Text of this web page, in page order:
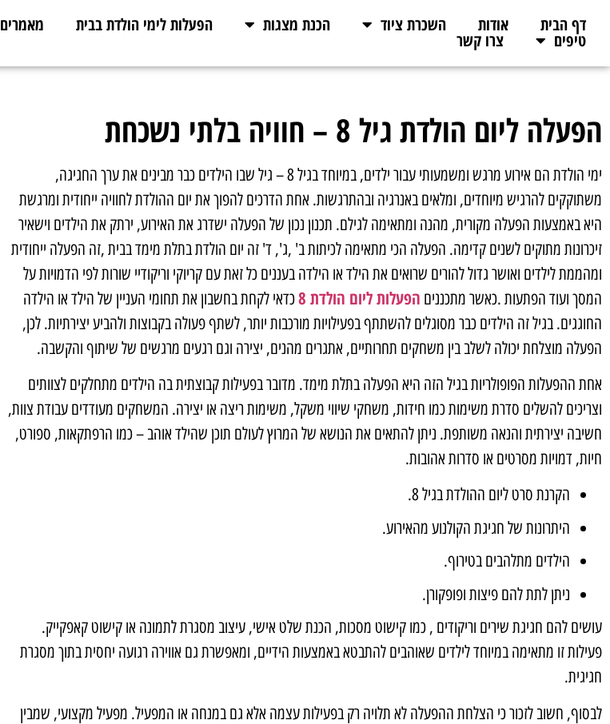
דף הבית אודות השכרת ציוד הכנת מצגות הפעלות לימי הולדת בבית מאמרים
טיפים צרו קשר
הפעלה ליום הולדת גיל 8 – חוויה בלתי נשכחת
ימי הולדת הם אירוע מרגש ומשמעותי עבור ילדים, במיוחד בגיל 8 – גיל שבו הילדים כבר מבינים את ערך החגיגה,
משתוקקים להרגיש מיוחדים, ומלאים באנרגיה ובהתרגשות. אחת הדרכים להפוך את יום ההולדת לחוויה ייחודית ומרגשת
היא באמצעות הפעלה מקורית, מהנה ומתאימה לגילם. תכנון נכון של הפעלה ישדרג את האירוע, ירתק את הילדים וישאיר
זיכרונות מתוקים לשנים קדימה. הפעלה הכי מתאימה לכיתות ב' ,ג', ד' זה יום הולדת בתלת מימד בבית ,זה הפעלה ייחודית
ומהממת לילדים ואושר גדול להורים שרואים את הילד או הילדה בעננים כל זאת עם קריוקי וריקודיי שורות לפי הדמויות על
המסך ועוד הפתעות .כאשר מתכננים הפעלות ליום הולדת 8
כדאי לקחת בחשבון את תחומי העניין של הילד או הילדה
החוגגים. בגיל זה הילדים כבר מסוגלים להשתתף בפעילויות מורכבות יותר, לשתף פעולה בקבוצות ולהביע יצירתיות. לכן,
הפעלה מוצלחת יכולה לשלב בין משחקים תחרותיים, אתגרים מהנים, יצירה וגם רגעים מרגשים של שיתוף והקשבה.
אחת ההפעלות הפופולריות בגיל הזה היא הפעלה בתלת מימד. מדובר בפעילות קבוצתית בה הילדים מתחלקים לצוותים
וצריכים להשלים סדרת משימות כמו חידות, משחקי שיווי משקל, משימות ריצה או יצירה. המשחקים מעודדים עבודת צוות,
חשיבה יצירתית והנאה משותפת. ניתן להתאים את הנושא של המרוץ לעולם תוכן שהילד אוהב – כמו הרפתקאות, ספורט,
חיות, דמויות מסרטים או סדרות אהובות.
הקרנת סרט ליום ההולדת בגיל 8.
היתרונות של חגיגת הקולנוע מהאירוע.
הילדים מתלהבים בטירוף.
ניתן לתת להם פיצות ופופקורן.
עושים להם חגיגת שירים וריקודים , כמו קישוט מסכות, הכנת שלט אישי, עיצוב מסגרת לתמונה או קישוט קאפקייק.
פעילות זו מתאימה במיוחד לילדים שאוהבים להתבטא באמצעות הידיים, ומאפשרת גם אווירה רגועה יחסית בתוך מסגרת
חגיגית.
לבסוף, חשוב לזכור כי הצלחת ההפעלה לא תלויה רק בפעילות עצמה אלא גם במנחה או המפעיל. מפעיל מקצועי, שמבין